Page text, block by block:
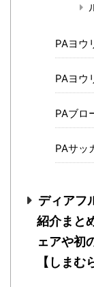
PAヨウ
PAヨウ
PAブロ
PAサッ
ディアフ
紹介まと
ェアや初
【しまむ